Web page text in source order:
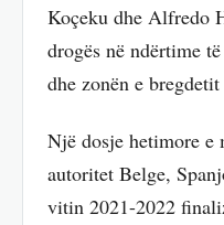
Koçeku dhe Alfredo
drogës në ndërtime
dhe zonën e
Një dosje hetimore e
autoritet Belge,
vitin 2021-2022